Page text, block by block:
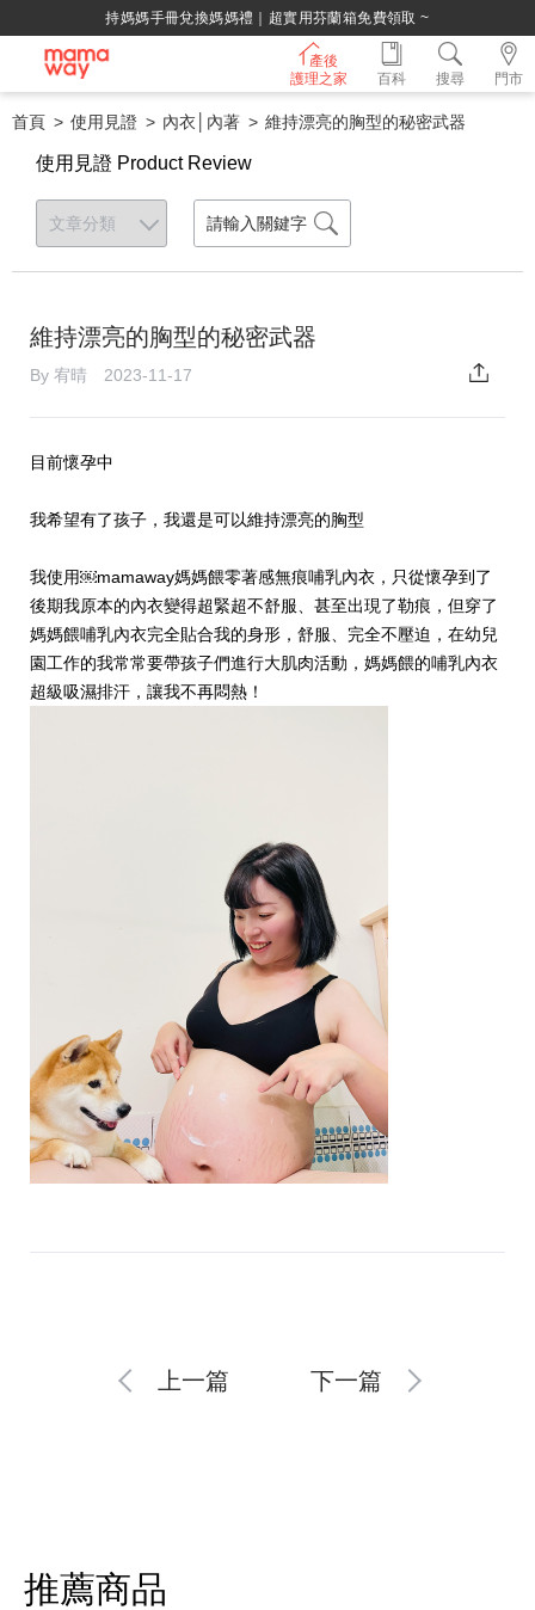
持媽媽手冊兌換媽媽禮｜超實用芬蘭箱免費領取 ~
產後
護理之家
門市
百科 搜尋
首頁 使用見證 內衣│內著 維持漂亮的胸型的秘密武器
使用見證 Product Review
維持漂亮的胸型的秘密武器
By 宥晴 2023-11-17
目前懷孕中
我希望有了孩子，我還是可以維持漂亮的胸型
我使用￼mamaway媽媽餵零著感無痕哺乳內衣，只從懷孕到了
後期我原本的內衣變得超緊超不舒服、甚至出現了勒痕，但穿了
媽媽餵哺乳內衣完全貼合我的身形，舒服、完全不壓迫，在幼兒
園工作的我常常要帶孩子們進行大肌肉活動，媽媽餵的哺乳內衣
超級吸濕排汗，讓我不再悶熱！
上一篇 下一篇
推薦商品